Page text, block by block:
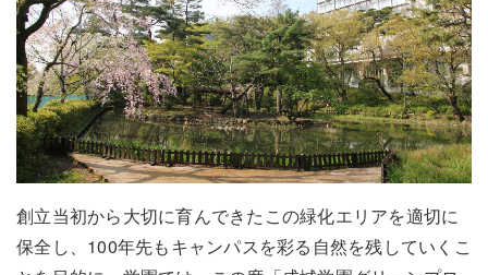
創立当初から大切に育んできたこの緑化エリアを適切に
保全し、100年先もキャンパスを彩る自然を残していくこ